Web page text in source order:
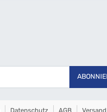
Datenschutz AGB